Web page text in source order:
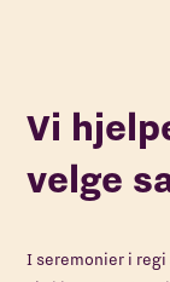
Vi
velge
I seremonier i regi